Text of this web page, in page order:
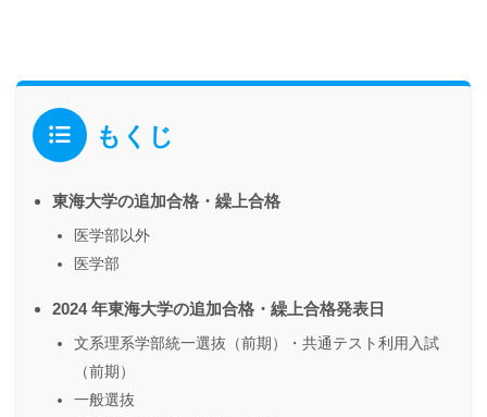
もくじ
東海大学の追加合格・繰上合格
医学部以外
医学部
2024 年東海大学の追加合格・繰上合格発表日
文系理系学部統一選抜（前期）・共通テスト利用入試
（前期）
一般選抜